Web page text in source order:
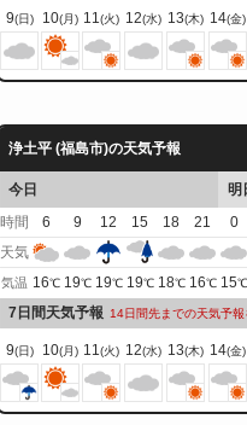
9(日) 10(月) 11(火) 12(水) 13(木) 14(金)
浄土平 (福島市)の天気予報
今日
明
時間
6 9 12 15 18 21 0
天気
気温 16℃ 19℃ 19℃ 19℃ 18℃ 16℃ 15℃
7日間天気予報 14日間先までの天気予報
9(日) 10(月) 11(火) 12(水) 13(木) 14(金)